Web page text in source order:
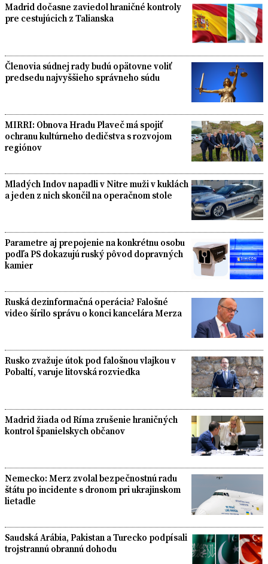
Madrid dočasne zaviedol hraničné kontroly
pre cestujúcich z Talianska
Členovia súdnej rady budú opätovne voliť
predsedu najvyššieho správneho súdu
MIRRI: Obnova Hradu Plaveč má spojiť
ochranu kultúrneho dedičstva s rozvojom
regiónov
Mladých Indov napadli v Nitre muži v kuklách
a jeden z nich skončil na operačnom stole
Parametre aj prepojenie na konkrétnu osobu
podľa PS dokazujú ruský pôvod dopravných
kamier
Ruská dezinformačná operácia? Falošné
video šírilo správu o konci kancelára Merza
Rusko zvažuje útok pod falošnou vlajkou v
Pobaltí, varuje litovská rozviedka
Madrid žiada od Ríma zrušenie hraničných
kontrol španielskych občanov
Nemecko: Merz zvolal bezpečnostnú radu
štátu po incidente s dronom pri ukrajinskom
lietadle
Saudská Arábia, Pakistan a Turecko podpísali
trojstrannú obrannú dohodu